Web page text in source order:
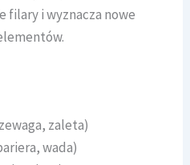
filary i wyznacza nowe
zaleta)
wada)